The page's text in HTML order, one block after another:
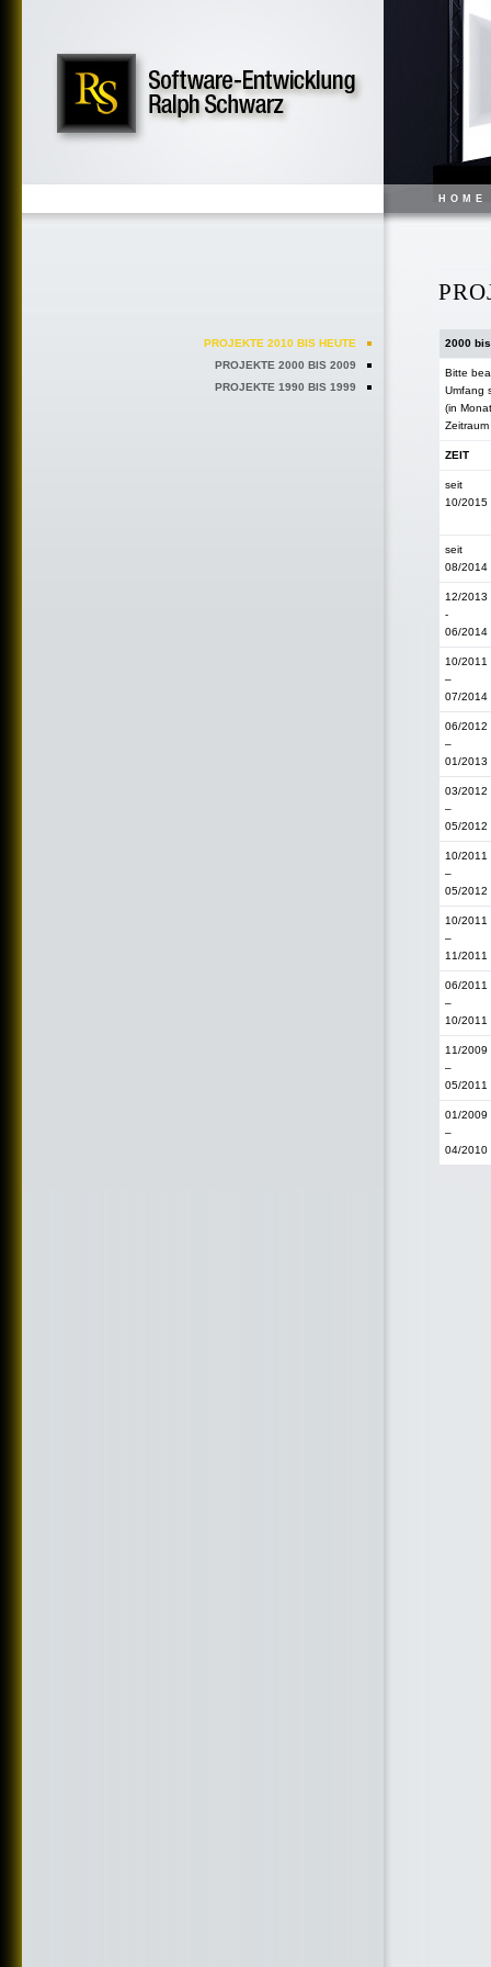
HOME
PROJEKTE 2010 BIS HEUTE
PROJEKTE 2000 BIS 2009
PROJEKTE 1990 BIS 1999
2000
Bitte
Umfang
(in
ZEIT
seit
10/2015
seit
08/2014
12/2013
-
06/2014
10/2011
–
07/2014
06/2012
–
01/2013
03/2012
–
05/2012
10/2011
–
05/2012
10/2011
–
11/2011
06/2011
–
10/2011
11/2009
–
05/2011
01/2009
–
04/2010